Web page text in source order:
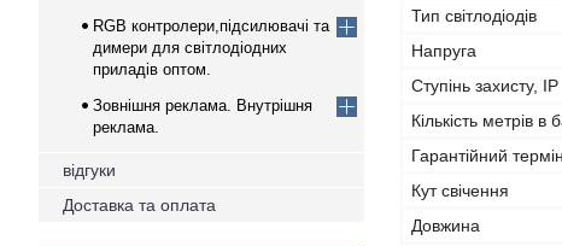
Тип світлодіодів
Напруга
Ступінь захисту, IP
Кількість метрів в
Гарантійний термін
Кут свічення
Довжина
RGB контролери,підсилювачі та
димери для світлодіодних
приладів оптом.
Зовнішня реклама. Внутрішня
реклама.
відгуки
Доставка та оплата